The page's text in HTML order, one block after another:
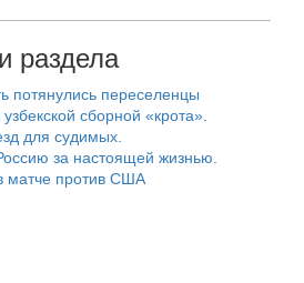
раздела
потянулись переселенцы
сборной «крота».
для судимых.
за настоящей жизнью.
матче против США